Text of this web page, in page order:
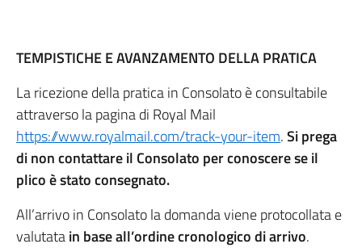
TEMPISTICHE E AVANZAMENTO DELLA PRATICA
La ricezione della pratica in Consolato è consultabile
attraverso la pagina di Royal Mail
https://www.royalmail.com/track-your-item.Si prega
di non contattare il Consolato per conoscere se il
plico è stato consegnato.
All’arrivo in Consolato la domanda viene protocollata e
valutatain base all’ordine cronologico di arrivo.